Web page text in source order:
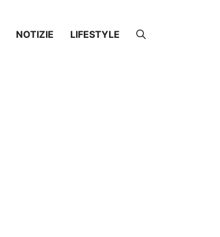
NOTIZIE LIFESTYLE